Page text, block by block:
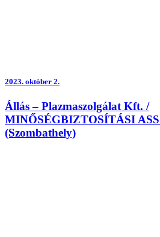
2023. október 2.
Állás – Plazmaszolgálat Kft. /
MINŐSÉGBIZTOSÍTÁSI
(Szombathely)